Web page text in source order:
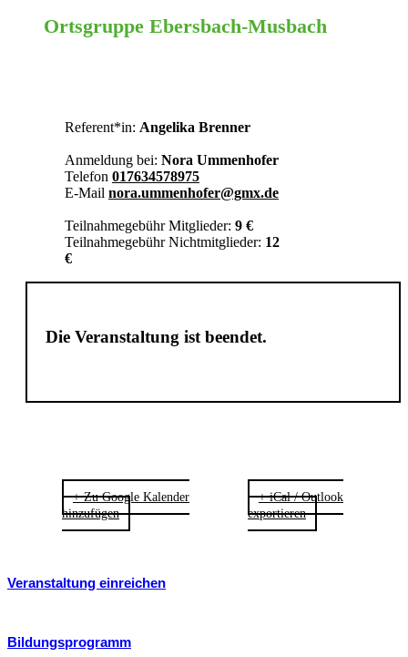
Ortsgruppe Ebersbach-Musbach
Referent*in: Angelika Brenner
Anmeldung bei: Nora Ummenhofer
Telefon 017634578975
E-Mail nora.ummenhofer@gmx.de
Teilnahmegebühr Mitglieder: 9 €
Teilnahmegebühr Nichtmitglieder: 12
€
Die Veranstaltung ist beendet.
+ Zu Google Kalender
hinzufügen
+ iCal / Outlook
exportieren
Veranstaltung einreichen
Bildungsprogramm